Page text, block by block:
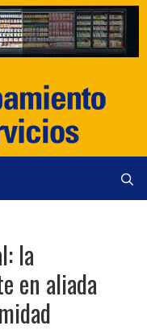
la
en aliada